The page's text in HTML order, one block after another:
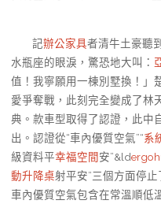
記辦公家具者清牛土豪聽
水瓶座的眼淚，驚恐地大叫：
值！我寧願用一棟別墅換！」
愛爭奪戰，此刻完全變成了林
典。款車型取得了認證，此中
出。認證從“車內優質空氣”“系
級資料平幸福空間安”&ld
動升降桌射平安”三個方面停止
車內優質空氣包含在常溫順低